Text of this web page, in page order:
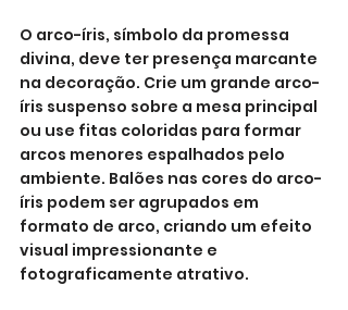
O arco-íris, símbolo da promessa
divina, deve ter presença marcante
na decoração. Crie um grande arco-
íris suspenso sobre a mesa principal
ou use fitas coloridas para formar
arcos menores espalhados pelo
ambiente. Balões nas cores do arco-
íris podem ser agrupados em
formato de arco, criando um efeito
visual impressionante e
fotograficamente atrativo.